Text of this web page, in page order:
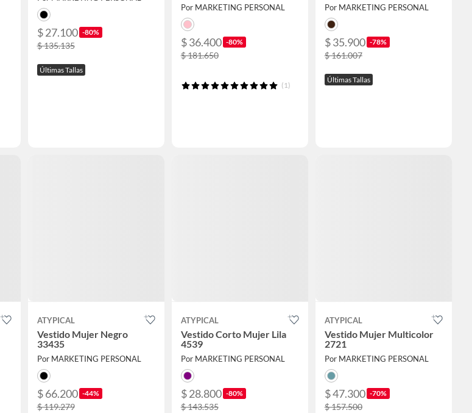
$ 27.100 -80%
$ 135.135
Últimas Tallas
Por MARKETING PERSONAL
$ 36.400 -80%
$ 181.650
(1)
Por MARKETING PERSONAL
$ 35.900 -78%
$ 161.007
Últimas Tallas
ATYPICAL
Vestido Mujer Negro
33435
Por MARKETING PERSONAL
$ 66.200 -44%
$ 119.279
ATYPICAL
Vestido Corto Mujer Lila
4539
Por MARKETING PERSONAL
$ 28.800 -80%
$ 143.535
ATYPICAL
Vestido Mujer Multicolor
2721
Por MARKETING PERSONAL
$ 47.300 -70%
$ 157.500